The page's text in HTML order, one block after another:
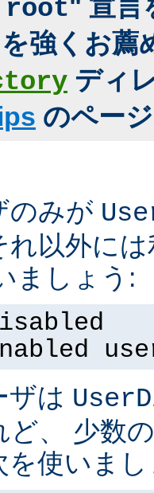
" 宣言
強くお薦
ディ
のペー
のみが
れ以外に
ましょう:
ザは
ど、 少数
を使いま